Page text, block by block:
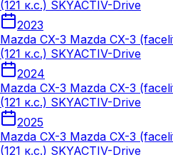
(121 к.с.) SKYACTIV-Drive
2023
Mazda CX-3 Mazda CX-3
(121 к.с.) SKYACTIV-Drive
2024
Mazda CX-3 Mazda CX-3
(121 к.с.) SKYACTIV-Drive
2025
Mazda CX-3 Mazda CX-3
(121 к.с.) SKYACTIV-Drive